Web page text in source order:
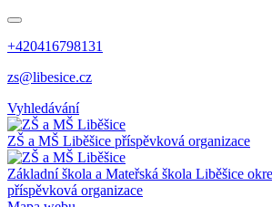
+420416798131
zs@libesice.cz
Vyhledávání
ZŠ a MŠ Liběšice příspěvková organizace
Základní škola a Mateřská škola Liběšice
příspěvková organizace